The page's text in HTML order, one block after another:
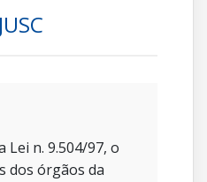
Lei n. 9.504/97, o
dos órgãos da